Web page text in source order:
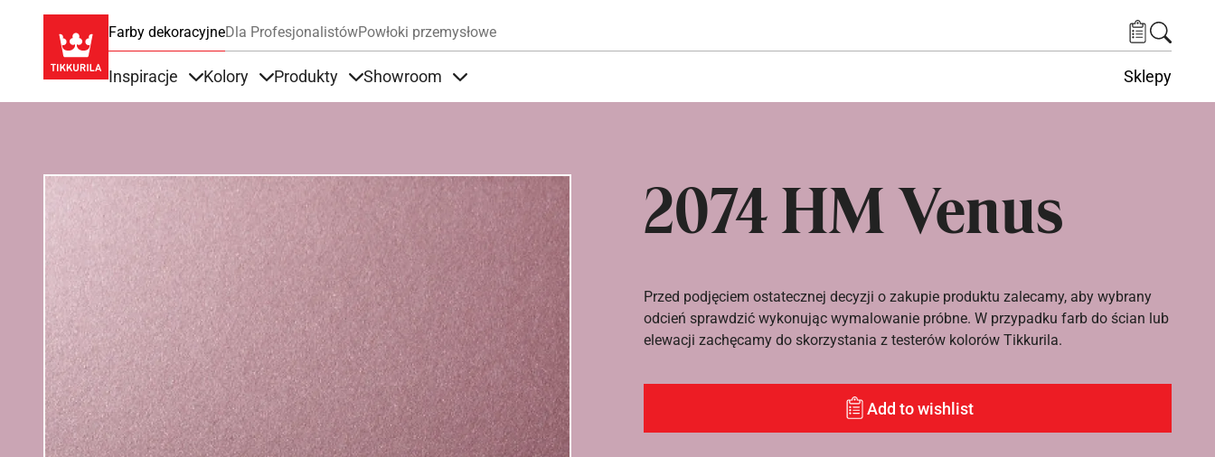
Farby dekoracyjneDla ProfesjonalistówPowłoki przemysłowe
Inspiracje Kolory Produkty Showroom Sklepy
2074 HM Venus
Przed podjęciem ostatecznej decyzji o zakupie produktu zalecamy, aby wybrany
odcień sprawdzić wykonując wymalowanie próbne. W przypadku farb do ścian lub
elewacji zachęcamy do skorzystania z testerów kolorów Tikkurila.
Add to wishlist